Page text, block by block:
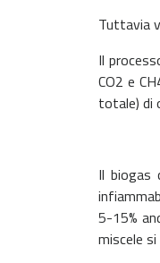
Tuttavia
Il
CO2 e
totale) di
Il biogas
5-15%
miscele